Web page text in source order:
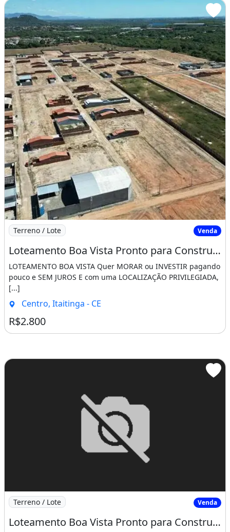
Imagem: Loteamento Boa Vista Pronto para Construir
Terreno / Lote Venda
Loteamento Boa Vista Pronto para Construir Saia do Aluguel Agora!!!!. Fale Conosco
LOTEAMENTO BOA VISTA Quer MORAR ou INVESTIR pagando
pouco e SEM JUROS E com uma LOCALIZAÇÃO PRIVILEGIADA,
[...]
Centro, Itaitinga - CE
R$2.800
Imagem: Loteamento Boa Vista Pronto para Construir
Terreno / Lote Venda
Loteamento Boa Vista Pronto para Construir Saia do Aluguel Agora!!!!. Mateus 21 21